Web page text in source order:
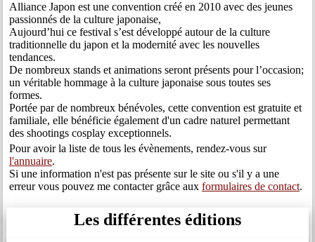
Alliance Japon est une convention créé en 2010 avec des jeunes
passionnés de la culture japonaise,
Aujourd’hui ce festival s’est développé autour de la culture
traditionnelle du japon et la modernité avec les nouvelles
tendances.
De nombreux stands et animations seront présents pour l’occasion;
un véritable hommage à la culture japonaise sous toutes ses
formes.
Portée par de nombreux bénévoles, cette convention est gratuite et
familiale, elle bénéficie également d'un cadre naturel permettant
des shootings cosplay exceptionnels.
Pour avoir la liste de tous les évènements, rendez-vous sur
l'annuaire.
Si une information n'est pas présente sur le site ou s'il y a une
erreur vous pouvez me contacter grâce auxformulaires de contact.
Les différentes éditions